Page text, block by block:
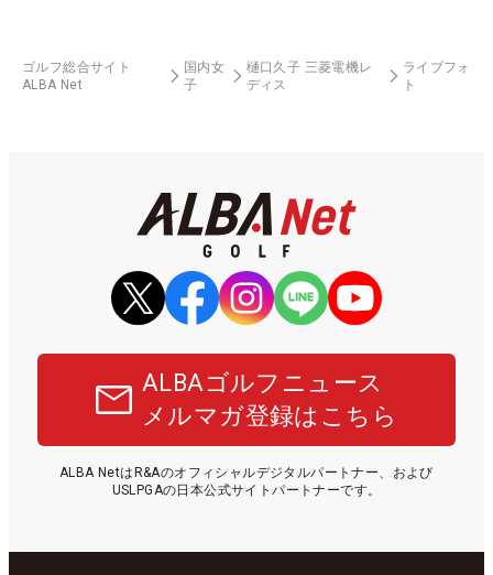
ゴルフ総合サイト
ALBA Net
国内女
子
樋口久子 三菱電機レ
ディス
ライブフォ
ト
ALBAゴルフニュース
メルマガ登録はこちら
ALBA NetはR&Aのオフィシャルデジタルパートナー、および
USLPGAの日本公式サイトパートナーです。